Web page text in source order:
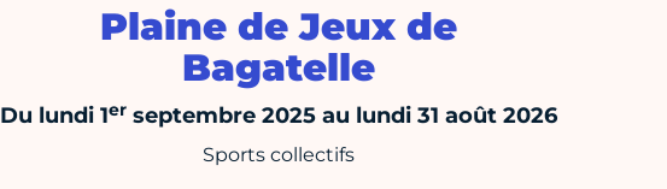
Plaine de Jeux de
Bagatelle
Du lundi 1erseptembre 2025 au lundi 31 août 2026
Sports collectifs